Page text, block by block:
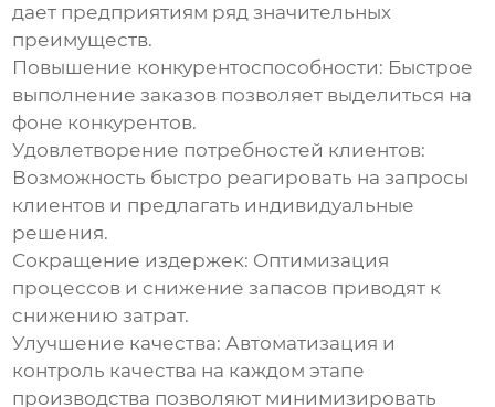
дает предприятиям ряд значительных
преимуществ.
Повышение конкурентоспособности: Быстрое
выполнение заказов позволяет выделиться на
фоне конкурентов.
Удовлетворение потребностей клиентов:
Возможность быстро реагировать на запросы
клиентов и предлагать индивидуальные
решения.
Сокращение издержек: Оптимизация
процессов и снижение запасов приводят к
снижению затрат.
Улучшение качества: Автоматизация и
контроль качества на каждом этапе
производства позволяют минимизировать